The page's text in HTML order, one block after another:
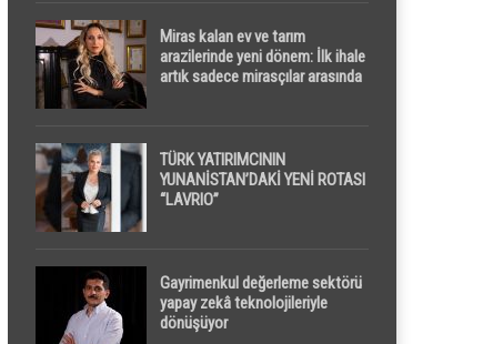
Miras kalan ev ve tarım
arazilerinde yeni dönem: İlk ihale
artık sadece mirasçılar arasında
TÜRK YATIRIMCININ
YUNANİSTAN’DAKİ YENİ ROTASI
“LAVRIO”
Gayrimenkul değerleme sektörü
yapay zekâ teknolojileriyle
dönüşüyor